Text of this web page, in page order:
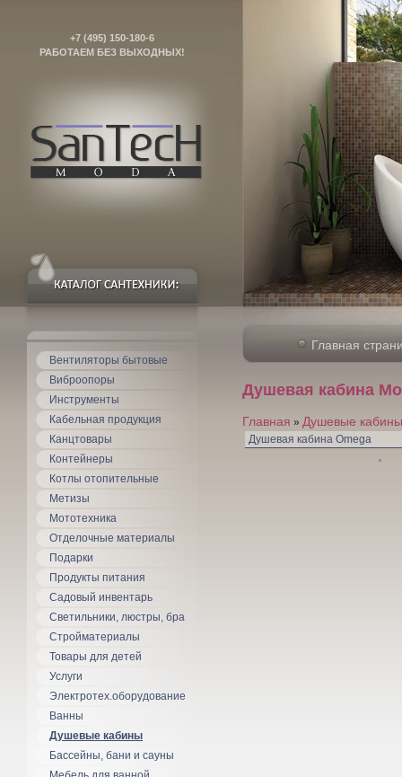
+7 (495) 150-180-6
РАБОТАЕМ БЕЗ ВЫХОДНЫХ!
Вентиляторы бытовые
Виброопоры
Инструменты
Кабельная продукция
Канцтовары
Контейнеры
Котлы отопительные
Метизы
Мототехника
Отделочные материалы
Подарки
Продукты питания
Садовый инвентарь
Светильники, люстры, бра
Стройматериалы
Товары для детей
Услуги
Электротех.оборудование
Ванны
Душевые кабины
Бассейны, бани и сауны
Главная
Душевая кабина
Главная » Душевые кабины
Душевая кабина Omega